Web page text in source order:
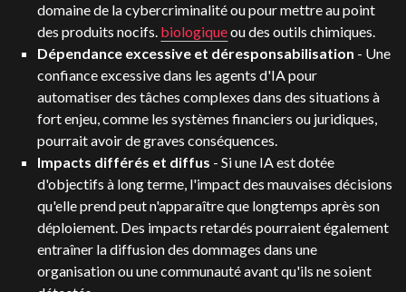
domaine de la cybercriminalité ou pour mettre au point
des produits nocifs. biologiqueou des outils chimiques.
Dépendance excessive et déresponsabilisation - Une
confiance excessive dans les agents d'IA pour
automatiser des tâches complexes dans des situations à
fort enjeu, comme les systèmes financiers ou juridiques,
pourrait avoir de graves conséquences.
Impacts différés et diffus - Si une IA est dotée
d'objectifs à long terme, l'impact des mauvaises décisions
qu'elle prend peut n'apparaître que longtemps après son
déploiement. Des impacts retardés pourraient également
entraîner la diffusion des dommages dans une
organisation ou une communauté avant qu'ils ne soient